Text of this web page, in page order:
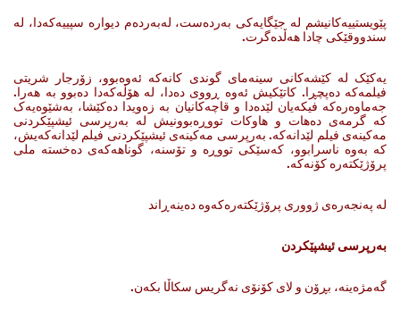
پێویستییه‌کانیشم له‌ جێگایه‌کی به‌رده‌ست، له‌به‌رده‌م دیواره‌ سپییه‌که‌دا، له‌
سندووقێکی چادا هه‌ڵده‌گرت.
یه‌کێک له‌ کێشه‌کانی سینه‌مای گوندی کانه‌که‌ ئه‌وه‌بوو، زۆرجار شریتی
فیلمه‌که‌ ده‌پچڕا. کاتێکیش ئه‌وه‌ ڕووی ده‌دا، له‌ هۆڵه‌که‌دا ده‌بوو به‌ هه‌را.
جه‌ماوه‌ره‌که‌ فیکه‌یان لێده‌دا و قاچه‌کانیان به‌ زه‌ویدا ده‌کێشا، به‌شێوه‌یه‌ک
که‌ گرمه‌ی ده‌هات ‌و هاوکات تووڕه‌بوونیش له‌ به‌رپرسی ئیشپێکردنی
مه‌کینه‌ی فیلم لێدانه‌که‌. به‌رپرسی مه‌کینه‌ی ئیشپێکردنی فیلم لێدانه‌که‌یش،
که‌ به‌وه‌ ناسرابوو، که‌سێکی تووڕه‌ و تۆسنه‌، گوناهه‌که‌ی ده‌خسته‌ ملی
پرۆژێکته‌ره‌ کۆنه‌که‌.
له‌ په‌نجه‌ره‌ی ژووری پرۆژێکته‌ره‌که‌وه‌ ده‌ینه‌ڕاند
بەرپرسی ئیشپێکردن
گه‌مژەینە، بڕۆن‌ و لای کۆنۆی نه‌گریس سکاڵا بکه‌ن.